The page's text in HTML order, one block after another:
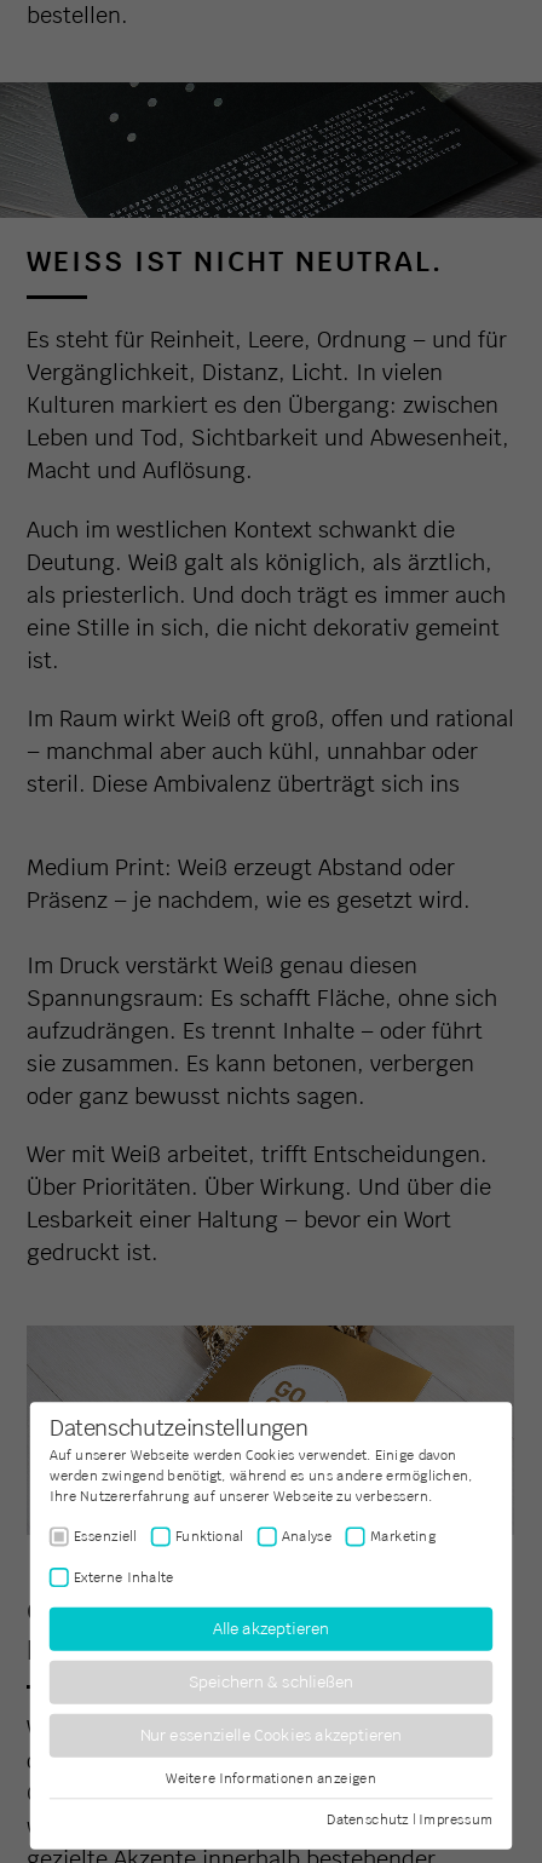
bestellen.
WEISS IST NICHT NEUTRAL.
Es steht für Reinheit, Leere, Ordnung – und für
Vergänglichkeit, Distanz, Licht. In vielen
Kulturen markiert es den Übergang: zwischen
Leben und Tod, Sichtbarkeit und Abwesenheit,
Macht und Auflösung.
Auch im westlichen Kontext schwankt die
Deutung. Weiß galt als königlich, als ärztlich,
als priesterlich. Und doch trägt es immer auch
eine Stille in sich, die nicht dekorativ gemeint
ist.
Im Raum wirkt Weiß oft groß, offen und rational
– manchmal aber auch kühl, unnahbar oder
steril. Diese Ambivalenz überträgt sich ins
Medium Print: Weiß erzeugt Abstand oder
Präsenz – je nachdem, wie es gesetzt wird.
Im Druck verstärkt Weiß genau diesen
Spannungsraum: Es schafft Fläche, ohne sich
aufzudrängen. Es trennt Inhalte – oder führt
sie zusammen. Es kann betonen, verbergen
oder ganz bewusst nichts sagen.
Wer mit Weiß arbeitet, trifft Entscheidungen.
Über Prioritäten. Über Wirkung. Und über die
Lesbarkeit einer Haltung – bevor ein Wort
gedruckt ist.
GANZ IN WEISS ODER P
UNKTGENAU EINGESETZT.
Weißdruck funktioniert als Fläche, als Kontrast
oder als feine Struktur – je nachdem, was Ihre
Gestaltung verlangt. Auf Wunsch realisieren
wir Projekte ganz in Weiß – oder setzen
Datenschutzeinstellungen
Auf unserer Webseite werden Cookies verwendet. Einige davon
werden zwingend benötigt, während es uns andere ermöglichen,
Ihre Nutzererfahrung auf unserer Webseite zu verbessern.
Essenziell Funktional Analyse Marketing
Externe Inhalte
Alle akzeptieren
Speichern & schließen
Nur essenzielle Cookies akzeptieren
Essenzielle Cookies werden für grundlegende Funktionen der
einwandfrei funktioniert.
Weitere Informationen anzeigen
Datenschutz | Impressum